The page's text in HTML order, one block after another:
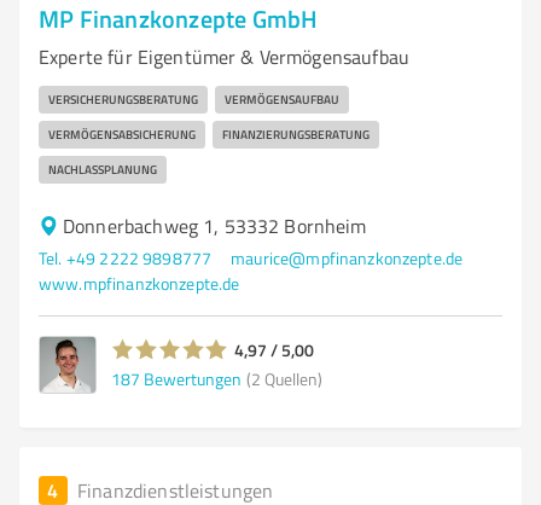
MP Finanzkonzepte GmbH
Experte für Eigentümer & Vermögensaufbau
VERSICHERUNGSBERATUNG VERMÖGENSAUFBAU
VERMÖGENSABSICHERUNG FINANZIERUNGSBERATUNG
NACHLASSPLANUNG
Donnerbachweg 1, 53332 Bornheim
Tel. +49 2222 9898777
maurice@mpfinanzkonzepte.de
www.mpfinanzkonzepte.de
4,97 / 5,00
187 Bewertungen (2 Quellen)
4 Finanzdienstleistungen